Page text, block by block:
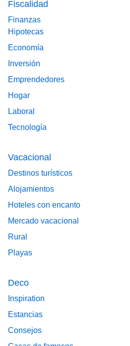
Fiscalidad
Finanzas
Hipotecas
Economía
Inversión
Emprendedores
Hogar
Laboral
Tecnología
Vacacional
Destinos turísticos
Alojamientos
Hoteles con encanto
Mercado vacacional
Rural
Playas
Deco
Inspiration
Estancias
Consejos